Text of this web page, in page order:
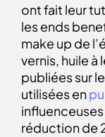
ont fait leur
les ends
make up de
vernis, huile
publiées sur
utilisées en
réduction de